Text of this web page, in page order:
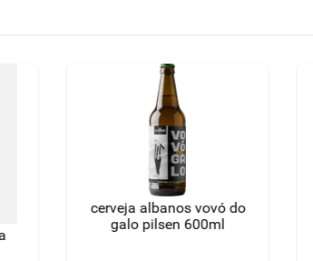
cerveja albanos vovó do
galo pilsen 600ml